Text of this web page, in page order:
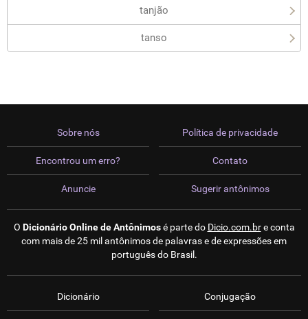
tanjão
tanso
Sobre nós
Encontrou um erro?
Anuncie
Política de privacidade
Contato
Sugerir antônimos
O Dicionário Online de Antônimosé parte do Dicio.com.bre conta
com mais de 25 mil antônimos de palavras e de expressões em
português do Brasil.
Dicionário Conjugação